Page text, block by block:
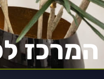
המרכז